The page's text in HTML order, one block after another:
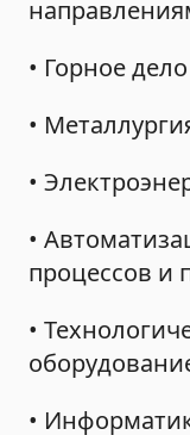
• Горное дело
•
•
•
процессов и
•
•